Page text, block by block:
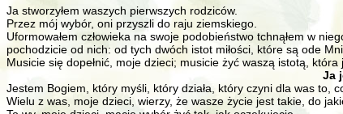
Ja stworzyłem waszych pierwszych rodziców.
Przez mój wybór, oni przyszli do raju ziemskiego.
Uformowałem człowieka na swoje podobieństwo tchnąłem w
pochodzicie od nich: od tych dwóch istot miłości, które są ode
Musicie się dopełnić, moje dzieci; musicie żyć waszą istotą, która
Ja
Jestem Bogiem, który myśli, który działa, który czyni dla was to,
Wielu z was, moje dzieci, wierzy, że wasze życie jest takie, do